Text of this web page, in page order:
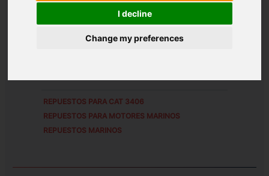
I decline
Change my preferences
REFERENCIAS DE PIEZA ALTERNATIVAS:
1097411
REPUESTOS PARA CAT 3406
REPUESTOS PARA MOTORES MARINOS
REPUESTOS MARINOS